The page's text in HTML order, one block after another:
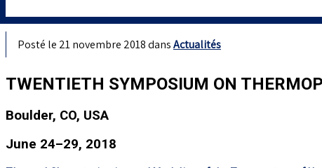
Posté le 21 novembre 2018 dansActualités
TWENTIETH SYMPOSIUM ON
Boulder, CO, USA
June 24–29, 2018